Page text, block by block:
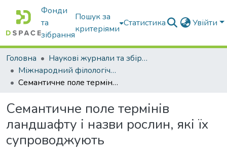
Фонди
та
зібрання
Пошук за
критеріями
Статистика Увійти
Головна
Наукові журнали та збірники видань
Міжнародний філологічний часопис
Семантичне поле термінів ландшафту і назви рослин, які їх супроводжують
Семантичне поле термінів
ландшафту і назви рослин, які їх
супроводжують